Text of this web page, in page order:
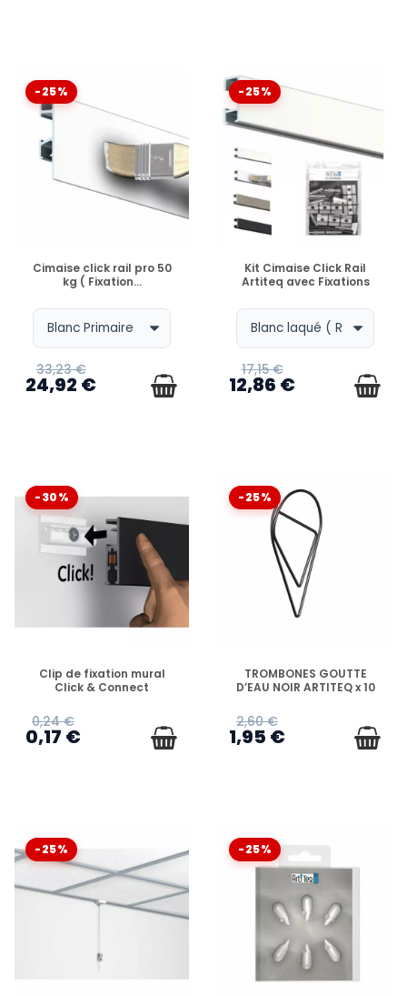
-25%
EN STOCK
Cimaise click rail pro 50
kg ( Fixation...
33,23 €
24,92 €
-25%
EN STOCK
Kit Cimaise Click Rail
Artiteq avec Fixations
17,15 €
12,86 €
-30%
EN STOCK
Clip de fixation mural
Click & Connect
0,24 €
0,17 €
-25%
EN STOCK
TROMBONES GOUTTE
D’EAU NOIR ARTITEQ x 10
2,60 €
1,95 €
-25% -25%